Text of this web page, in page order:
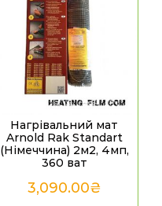
Нагрівальний мат
Arnold Rak Standart
(Німеччина) 2м2, 4мп,
360 ват
3,090.00₴